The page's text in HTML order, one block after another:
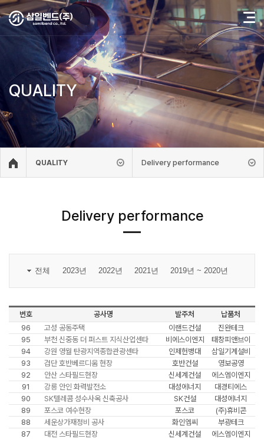
QUALITY
QUALITY Delivery performance
Delivery performance
전체 2023년 2022년 2021년 2019년 ~ 2020년
번호 공사명 발주처
납품처
96
고성 공동주택 이랜드건설
진완테크
95
부천 신중동 더 퍼스트 지식산업센타 비에스이엔지
태창피앤브이
94
강원 영월 탄광지역종합관광센타 인제헌병대
삼일기계설비
93
검단 호반베르디움 현장 호반건설
영보공영
92
안산 스타필드현장 신세계건설
에스엠이엔지
91
강릉 안인 화력발전소 대성에너지
대경티에스
90
SK텔레콤 성수사옥 신축공사 SK건설
대성에너지
89
포스코 여수현장 포스코
(주)휴비콘
88
세운상가재정비 공사 화인엠씨
부광테크
87
대전 스타필드현장 신세계건설
에스엠이엔지